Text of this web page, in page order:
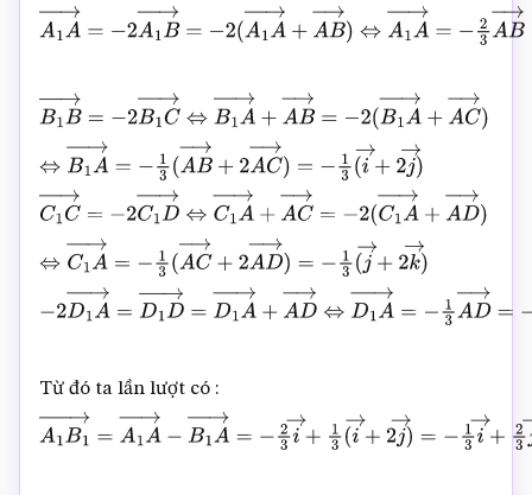
A1A→= 2A1B→= 2(A1A→ + AB→ ⇔ A1A→= 3 AB
B1B→= 2B1C→ ⇔ B1A→ + AB→= (B1A→ + AC→)
⇔ B1A→ =− 3( AB→ + AC→) =− ( → + 2j→
C1C 2C 1D→ ⇔ C1A→ +AC −2(C 1A→ +AD →
⇔ C1 A→= 3( AC→ + 2AD→ = 3( j→ + 2k→
2D1 A→= D1 D→= D1 A→ + AD→⇔ D1A→= 3 AD→=
Từ đó ta lần lượt có :
A1B1→= A1A→ −B1A→= 23i → +1 3( → +2j → − 13 i→+